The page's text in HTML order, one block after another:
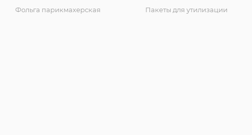
Фольга парикмахерская
Пакеты для утилизации